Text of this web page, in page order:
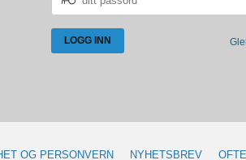
PASSORD
OG PERSONVERN NYHETSBREV